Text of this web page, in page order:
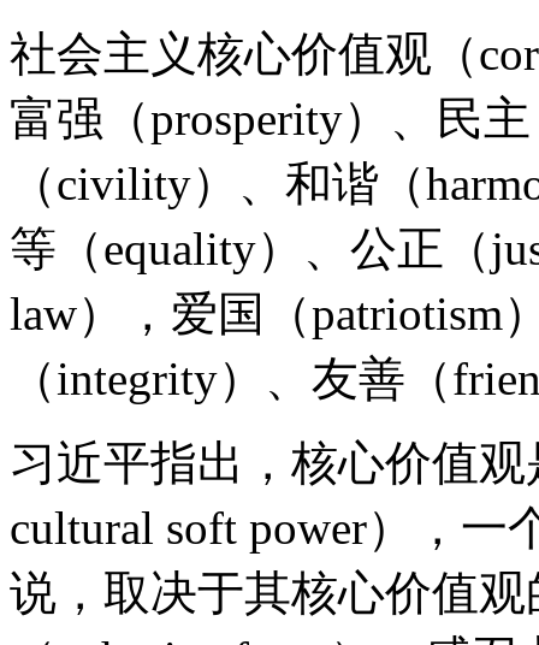
社会主义核心价值观（
富强（prosperity）、民
（civility）、和谐（
等（equality）、公正（
law），爱国（patriotism
（integrity）、友善（
习近平指出，核心价值
cultural soft power），
说，取决于其核心价值